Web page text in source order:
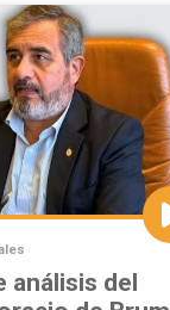
análisis del